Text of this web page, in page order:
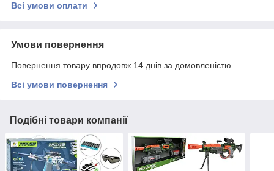
Всі умови оплати
Умови повернення
Повернення товару впродовж 14 днів за домовленістю
Всі умови повернення
Подібні товари компанії